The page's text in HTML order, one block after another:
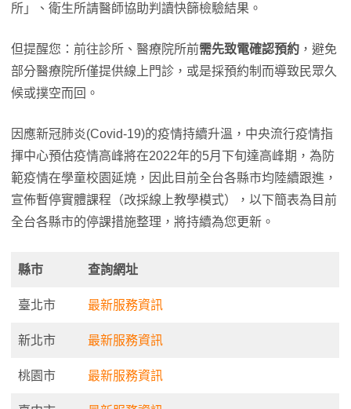
所」、衛生所請醫師協助判讀快篩檢驗結果。
但提醒您：前往診所、醫療院所前需先致電確認預約 ，避免
部分醫療院所僅提供線上門診，或是採預約制而導致民眾久
候或撲空而回。
因應新冠肺炎(Covid-19)的疫情持續升溫，中央流行疫情指
揮中心預估疫情高峰將在2022年的5月下旬達高峰期，為防
範疫情在學童校園延燒，因此目前全台各縣市均陸續跟進，
宣佈暫停實體課程（改採線上教學模式），以下簡表為目前
全台各縣市的停課措施整理，將持續為您更新。
縣市 查詢網址
臺北市 最新服務資訊
新北市 最新服務資訊
桃園市 最新服務資訊